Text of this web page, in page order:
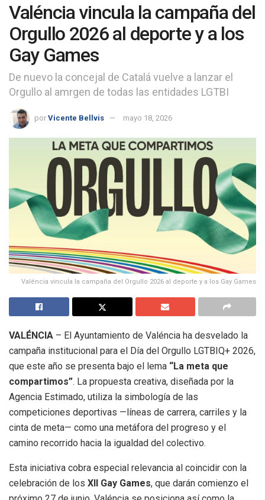
Valéncia vincula la campaña del
Orgullo 2026 al deporte y a los
Gay Games
De nuevo la concejal de Catalá vuelve a lanzar el
Orgullo al amrgen de todas las entidades LGTBI
por Vicente Bellvis mayo 18, 2026
Valéncia vincula la campaña del Orgullo 2026 al deporte y a los Gay Games
VALÉNCIA – El Ayuntamiento de Valéncia ha desvelado la
campaña institucional para el Día del Orgullo LGTBIQ+ 2026,
que este año se presenta bajo el lema “La meta que
compartimos”. La propuesta creativa, diseñada por la
Agencia Estimado, utiliza la simbología de las
competiciones deportivas —líneas de carrera, carriles y la
cinta de meta— como una metáfora del progreso y el
camino recorrido hacia la igualdad del colectivo.
Esta iniciativa cobra especial relevancia al coincidir con la
celebración de los XII Gay Games, que darán comienzo el